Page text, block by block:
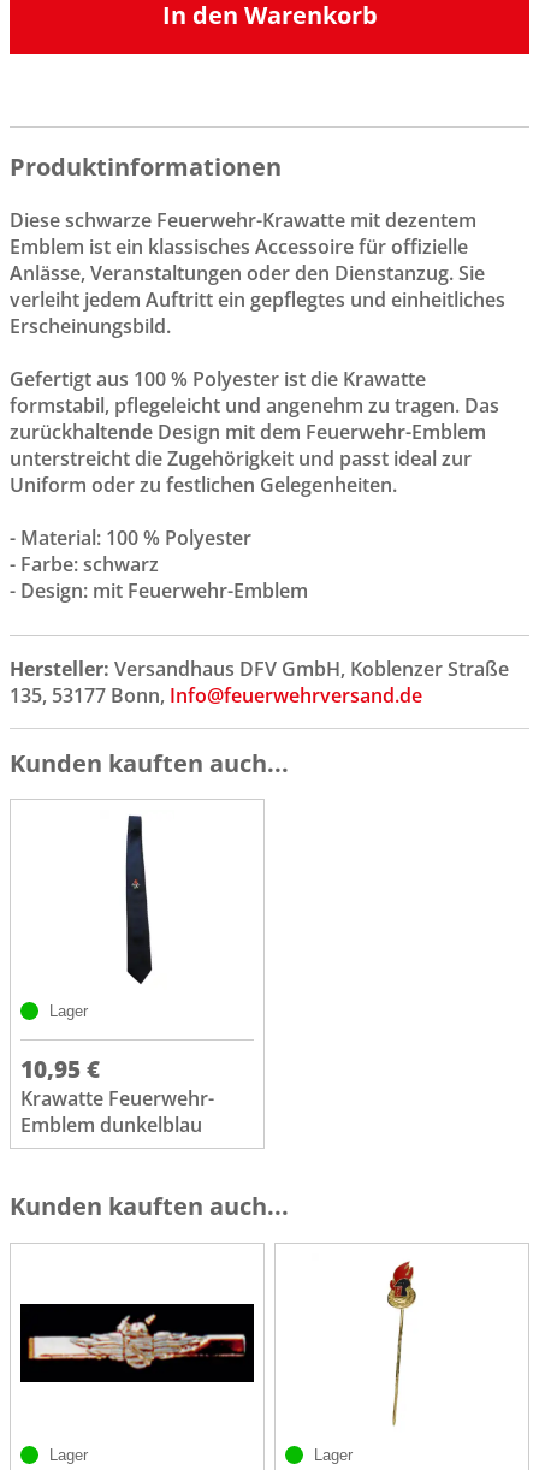
In den Warenkorb
Produktinformationen
Diese schwarze Feuerwehr-Krawatte mit dezentem
Emblem ist ein klassisches Accessoire für offizielle
Anlässe, Veranstaltungen oder den Dienstanzug. Sie
verleiht jedem Auftritt ein gepflegtes und einheitliches
Erscheinungsbild.
Gefertigt aus 100 % Polyester ist die Krawatte
formstabil, pflegeleicht und angenehm zu tragen. Das
zurückhaltende Design mit dem Feuerwehr-Emblem
unterstreicht die Zugehörigkeit und passt ideal zur
Uniform oder zu festlichen Gelegenheiten.
- Material: 100 % Polyester
- Farbe: schwarz
- Design: mit Feuerwehr-Emblem
Hersteller: Versandhaus DFV GmbH, Koblenzer Straße
135, 53177 Bonn, Info@feuerwehrversand.de
Kunden kauften auch...
Lager
10,95 €
Krawatte Feuerwehr-
Emblem dunkelblau
Kunden kauften auch...
Lager Lager